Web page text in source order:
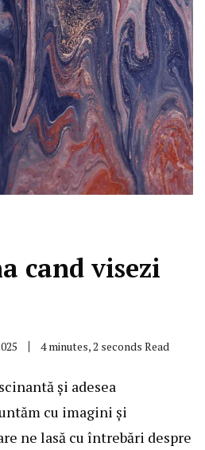
cand visezi
4 minutes, 2 seconds Read
și adesea
cu imagini și
ne lasă cu întrebări despre